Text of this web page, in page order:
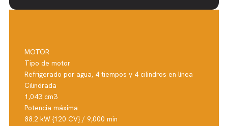
MOTOR
Tipo de motor
Refrigerado por agua, 4 tiempos y 4 cilindros en línea
Cilindrada
1,043 cm3
Potencia máxima
88.2 kW {120 CV} / 9,000 min